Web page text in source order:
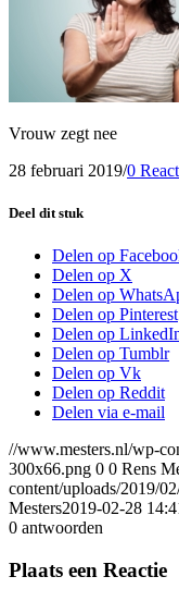
Vrouw zegt nee
28 februari 2019/0
Deel dit stuk
Delen op
Delen op X
Delen op
Delen op Pinterest
Delen op
Delen op Tumblr
Delen op Vk
Delen op Reddit
Delen via e-mail
//www.mesters.nl/wp-
300x66.png 0 0 Rens
content/uploads/2019/
Mesters2019-02-28
0 antwoorden
Plaats een Reactie